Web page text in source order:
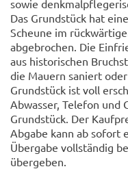
sowie
Das Grundstück hat
Scheune im
abgebrochen. Die
aus historischen
die Mauern saniert
Grundstück ist voll
Abwasser, Telefon und
Grundstück. Der
Abgabe kann ab sofort
Übergabe vollständig
übergeben.